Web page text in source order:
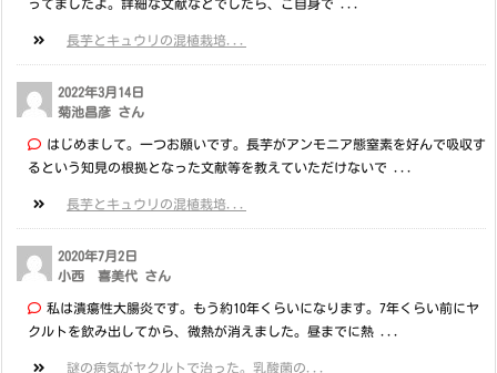
ってましたよ。詳細な文献などでしたら、ご自身で ...
長芋とキュウリの混植栽培...
2022年3月14日
菊池昌彦 さん
はじめまして。一つお願いです。長芋がアンモニア態窒素を好んで吸収す
るという知見の根拠となった文献等を教えていただけないで ...
長芋とキュウリの混植栽培...
2020年7月2日
小西 喜美代 さん
私は潰瘍性大腸炎です。もう約10年くらいになります。7年くらい前にヤ
クルトを飲み出してから、微熱が消えました。昼までに熱 ...
謎の病気がヤクルトで治った。乳酸菌の...